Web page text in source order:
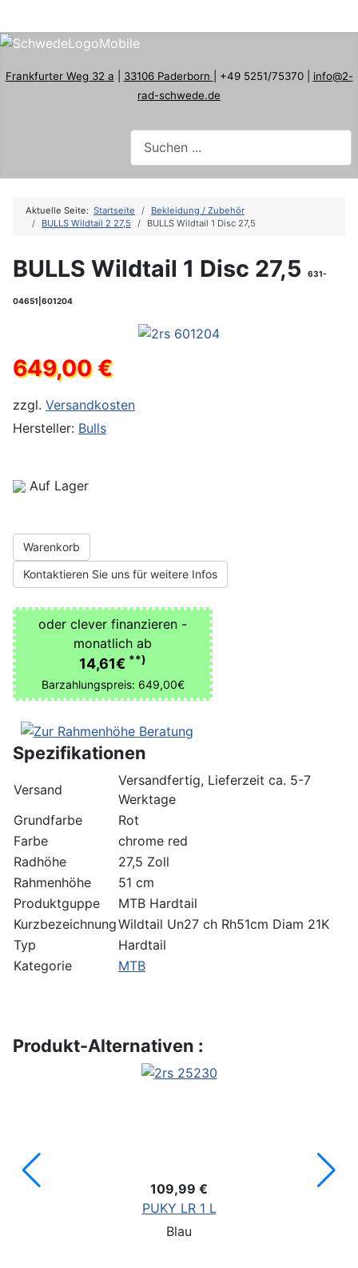
Frankfurter Weg 32 a 33106 Paderborn | +49 5251/75370 | info@2-
rad-schwede.de
Aktuelle Seite: Startseite
Bekleidung / Zubehör
BULLS Wildtail 2 27,5
BULLS Wildtail 1 Disc 27,5
BULLS Wildtail 1 Disc 27,5 631-
04651|601204
649,00 €
zzgl. Versandkosten
Hersteller: Bulls
Auf Lager
Warenkorb
Kontaktieren Sie uns für weitere Infos
oder clever finanzieren -
monatlich ab
14,61€ **)
Barzahlungspreis: 649,00€
Spezifikationen
Versand
Versandfertig, Lieferzeit ca. 5-7
Werktage
Grundfarbe
Rot
Farbe
chrome red
Radhöhe
27,5 Zoll
Rahmenhöhe
51 cm
Produktguppe
MTB Hardtail
KurzbezeichnungWildtail Un27 ch Rh51cm Diam 21K
Typ
Hardtail
Kategorie
MTB
Produkt-Alternativen :
109,99 €
PUKY LR 1 L